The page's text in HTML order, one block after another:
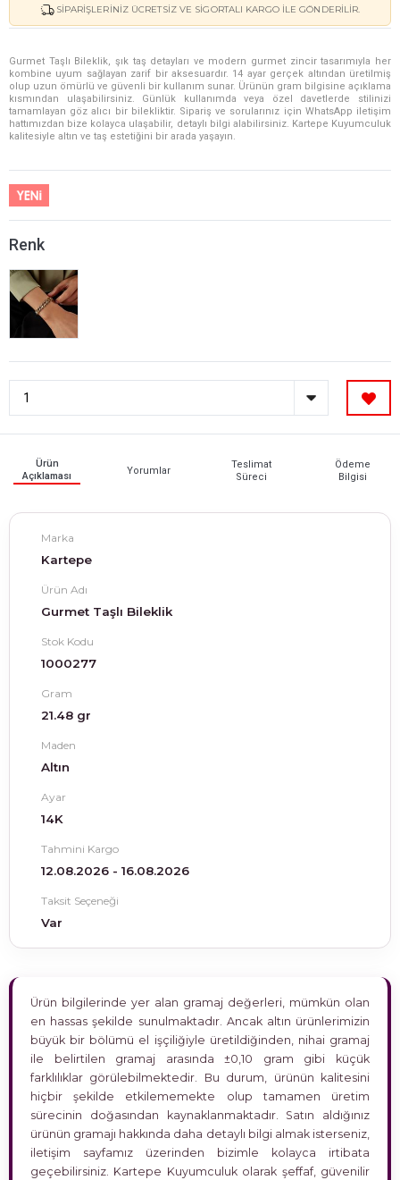
SIPARIŞLERINIZ ÜCRETSIZ VE SIGORTALI KARGO ILE GÖNDERILIR.
Gurmet Taşlı Bileklik, şık taş detayları ve modern gurmet zincir tasarımıyla her
kombine uyum sağlayan zarif bir aksesuardır. 14 ayar gerçek altından üretilmiş
olup uzun ömürlü ve güvenli bir kullanım sunar. Ürünün gram bilgisine açıklama
kısmından ulaşabilirsiniz. Günlük kullanımda veya özel davetlerde stilinizi
tamamlayan göz alıcı bir bilekliktir. Sipariş ve sorularınız için WhatsApp iletişim
hattımızdan bize kolayca ulaşabilir, detaylı bilgi alabilirsiniz. Kartepe Kuyumculuk
kalitesiyle altın ve taş estetiğini bir arada yaşayın.
Renk
Ürün
Açıklaması
Yorumlar
Teslimat
Süreci
Ödeme
Bilgisi
Marka
Kartepe
Ürün Adı
Gurmet Taşlı Bileklik
Stok Kodu
1000277
Gram
21.48 gr
Maden
Altın
Ayar
14K
Tahmini Kargo
12.08.2026 - 16.08.2026
Taksit Seçeneği
Var
Ürün bilgilerinde yer alan gramaj değerleri, mümkün olan
en hassas şekilde sunulmaktadır. Ancak altın ürünlerimizin
büyük bir bölümü el işçiliğiyle üretildiğinden, nihai gramaj
ile belirtilen gramaj arasında ±0,10 gram gibi küçük
farklılıklar görülebilmektedir. Bu durum, ürünün kalitesini
hiçbir şekilde etkilememekte olup tamamen üretim
sürecinin doğasından kaynaklanmaktadır. Satın aldığınız
ürünün gramajı hakkında daha detaylı bilgi almak isterseniz,
iletişim sayfamız üzerinden bizimle kolayca irtibata
geçebilirsiniz. Kartepe Kuyumculuk olarak şeffaf, güvenilir